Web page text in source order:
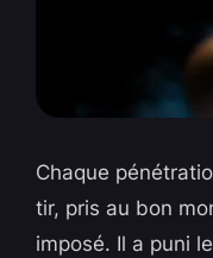
Chaque
tir, pris au bon
imposé. Il a puni